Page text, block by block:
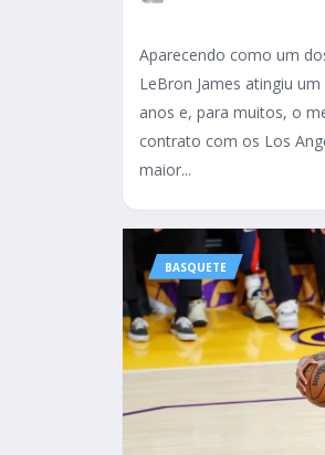
Aparecendo como um
LeBron James atingiu
anos e, para muitos, o
contrato com os Los
maior...
BASQUETE